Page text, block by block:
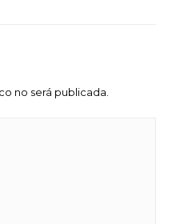
no será publicada.